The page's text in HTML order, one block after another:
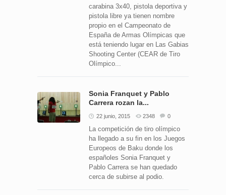
carabina 3x40, pistola deportiva y
pistola libre ya tienen nombre
propio en el Campeonato de
España de Armas Olímpicas que
está teniendo lugar en Las Gabias
Shooting Center (CEAR de Tiro
Olímpico...
Sonia Franquet y Pablo
Carrera rozan la...
22 junio, 2015 2348 0
La competición de tiro olímpico
ha llegado a su fin en los Juegos
Europeos de Baku donde los
españoles Sonia Franquet y
Pablo Carrera se han quedado
cerca de subirse al podio.